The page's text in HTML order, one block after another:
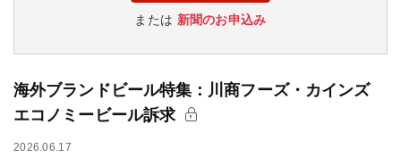
または 新聞のお申込み
海外ブランドビール特集：川商フーズ・カインズ
エコノミービール訴求
2026.06.17